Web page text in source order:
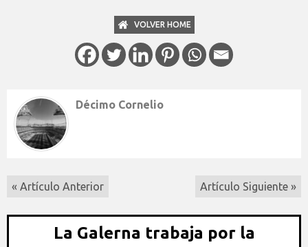
VOLVER HOME
Décimo Cornelio
« Artículo Anterior Artículo Siguiente »
La Galerna trabaja por la